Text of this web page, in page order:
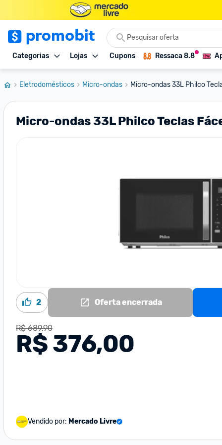
Categorias Lojas Cupons Ressaca 8.8
Eletrodomésticos Micro-ondas Micro-ondas 33L Philco
Micro-ondas 33L Philco Teclas
2 Oferta encerrada
R$ 689,90
R$ 376,00
Vendido por: Mercado Livre